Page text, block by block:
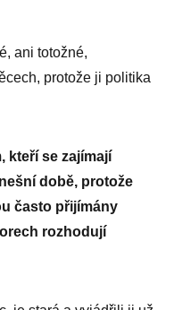
ani totožné,
protože ji politika
kteří se zajímají
době, protože
často přijímány
rozhodují